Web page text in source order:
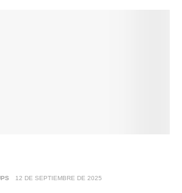
12 DE SEPTIEMBRE DE 2025